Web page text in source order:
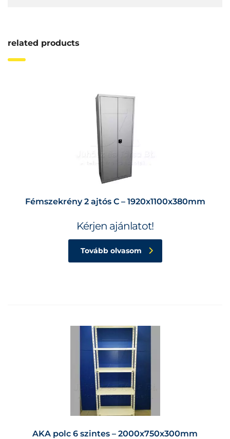
related products
Fémszekrény 2 ajtós C – 1920x1100x380mm
Kérjen ajánlatot!
Tovább olvasom
AKA polc 6 szintes – 2000x750x300mm